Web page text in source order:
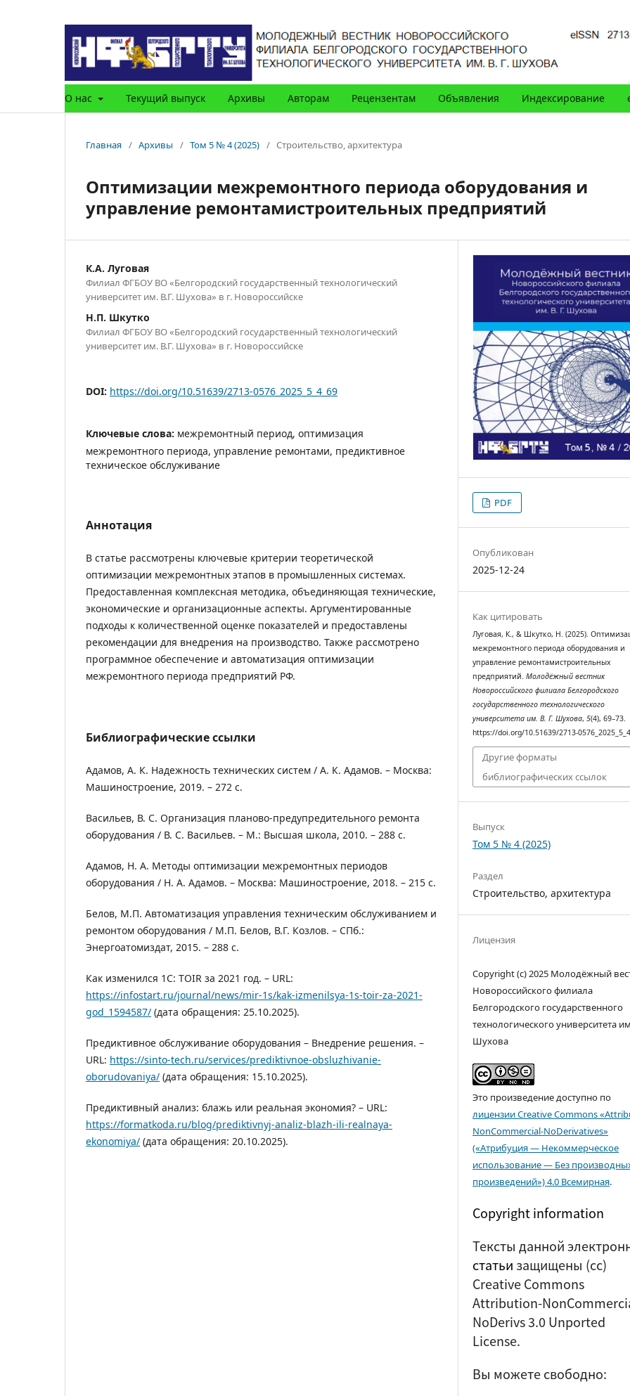
О нас Текущий выпуск Архивы Авторам Рецензентам Объявления Индексирование
Главная / Архивы / Том 5 № 4 (2025) / Строительство, архитектура
Оптимизации межремонтного периода оборудования и
управление ремонтамистроительных предприятий
К.А. Луговая
Филиал ФГБОУ ВО «Белгородский государственный технологический
университет им. В.Г. Шухова» в г. Новороссийске
Н.П. Шкутко
Филиал ФГБОУ ВО «Белгородский государственный технологический
университет им. В.Г. Шухова» в г. Новороссийске
DOI: https://doi.org/10.51639/2713-0576_2025_5_4_69
Ключевые слова: межремонтный период, оптимизация
межремонтного периода, управление ремонтами, предиктивное
техническое обслуживание
Аннотация
В статье рассмотрены ключевые критерии теоретической
оптимизации межремонтных этапов в промышленных системах.
Предоставленная комплексная методика, объединяющая технические,
экономические и организационные аспекты. Аргументированные
подходы к количественной оценке показателей и предоставлены
рекомендации для внедрения на производство. Также рассмотрено
программное обеспечение и автоматизация оптимизации
межремонтного периода предприятий РФ.
Библиографические ссылки
Адамов, А. К. Надежность технических систем / А. К. Адамов. – Москва:
Машиностроение, 2019. – 272 с.
Васильев, В. С. Организация планово-предупредительного ремонта
оборудования / В. С. Васильев. – М.: Высшая школа, 2010. – 288 с.
Адамов, Н. А. Методы оптимизации межремонтных периодов
оборудования / Н. А. Адамов. – Москва: Машиностроение, 2018. – 215 с.
Белов, М.П. Автоматизация управления техническим обслуживанием и
ремонтом оборудования / М.П. Белов, В.Г. Козлов. – СПб.:
Энергоатомиздат, 2015. – 288 с.
Как изменился 1C: TOIR за 2021 год. – URL:
https://infostart.ru/journal/news/mir-1s/kak-izmenilsya-1s-toir-za-2021-
god_1594587/ (дата обращения: 25.10.2025).
Предиктивное обслуживание оборудования – Внедрение решения. –
URL: https://sinto-tech.ru/services/prediktivnoe-obsluzhivanie-
oborudovaniya/ (дата обращения: 15.10.2025).
Предиктивный анализ: блажь или реальная экономия? – URL:
https://formatkoda.ru/blog/prediktivnyj-analiz-blazh-ili-realnaya-
ekonomiya/ (дата обращения: 20.10.2025).
PDF
Опубликован
2025-12-24
Как цитировать
Луговая, К., & Шкутко, Н. (2025).
межремонтного периода оборудования и
управление ремонтамистроительных
предприятий.Молодёжный вестник
Новороссийского филиала Белгородского
государственного технологического
университета им. В. Г. Шухова,5(4), 69–73.
https://doi.org/10.51639/2713-
Другие форматы
библиографических ссылок
Выпуск
Том 5 № 4 (2025)
Раздел
Строительство, архитектура
Лицензия
Copyright (c) 2025 Молодёжный
Новороссийского филиала
Белгородского государственного
технологического университета
Шухова
Это произведение доступно по
лицензии Creative Commons
NonCommercial-NoDerivatives»
(«Атрибуция — Некоммерческое
использование — Без
произведений») 4.0 Всемирная.
Copyright information
Тексты данной
статьи защищены (cc)
Creative Commons
Attribution-
NoDerivs 3.0 Unported
License.
Вы можете свободно: